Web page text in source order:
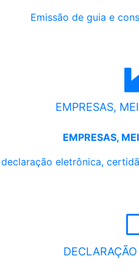
Emissão de guia e
EMPRESAS,
EMPRESAS,
eletrônica,